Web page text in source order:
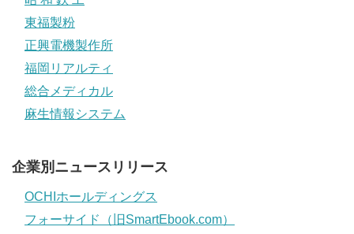
東福製粉
正興電機製作所
福岡リアルティ
総合メディカル
麻生情報システム
企業別ニュースリリース
OCHIホールディングス
フォーサイド（旧SmartEbook.com）